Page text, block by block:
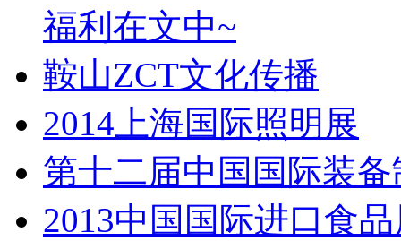
福利在文中~
鞍山ZCT文化传播
2014上海国际照明展
第十二届中国国际装
2013中国国际进口食